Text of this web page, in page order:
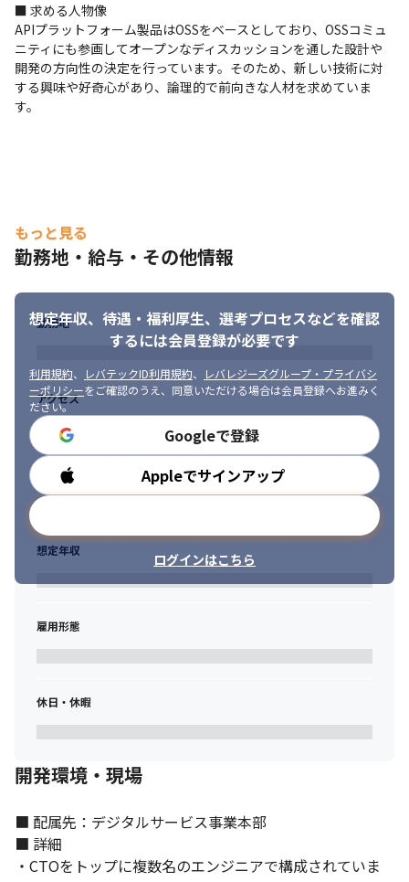
■ 求める人物像
APIプラットフォーム製品はOSSをベースとしており、OSSコミュ
ニティにも参画してオープンなディスカッションを通した設計や
開発の方向性の決定を行っています。そのため、新しい技術に対
する興味や好奇心があり、論理的で前向きな人材を求めていま
す。
もっと見る
勤務地・給与・その他情報
想定年収、待遇・福利厚生、 選考プロセスなどを確認
するには会員登録が必要です
利用規約、 レバテックID利用規約、
レバレジーズグループ・プライバシ
ーポリシーをご確認のうえ、同意いただける場合は会員登録へお進みく
ださい。
Googleで登録
Appleでサインアップ
ログインはこちら
勤務地
アクセス
勤務時間
想定年収
雇用形態
休日・休暇
開発環境・現場
■ 配属先：デジタルサービス事業本部
■ 詳細
・CTOをトップに複数名のエンジニアで構成されていま